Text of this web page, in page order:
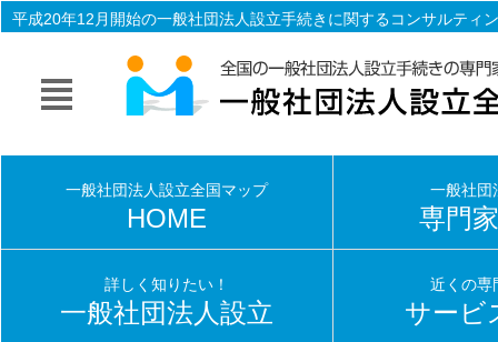
平成20年12月開始の一般社団法人設立手続きに関するコンサルティ
一般社団法人設立全国マップ
HOME
一般社団
専門
詳しく知りたい！
一般社団法人設立
近くの専
サービ